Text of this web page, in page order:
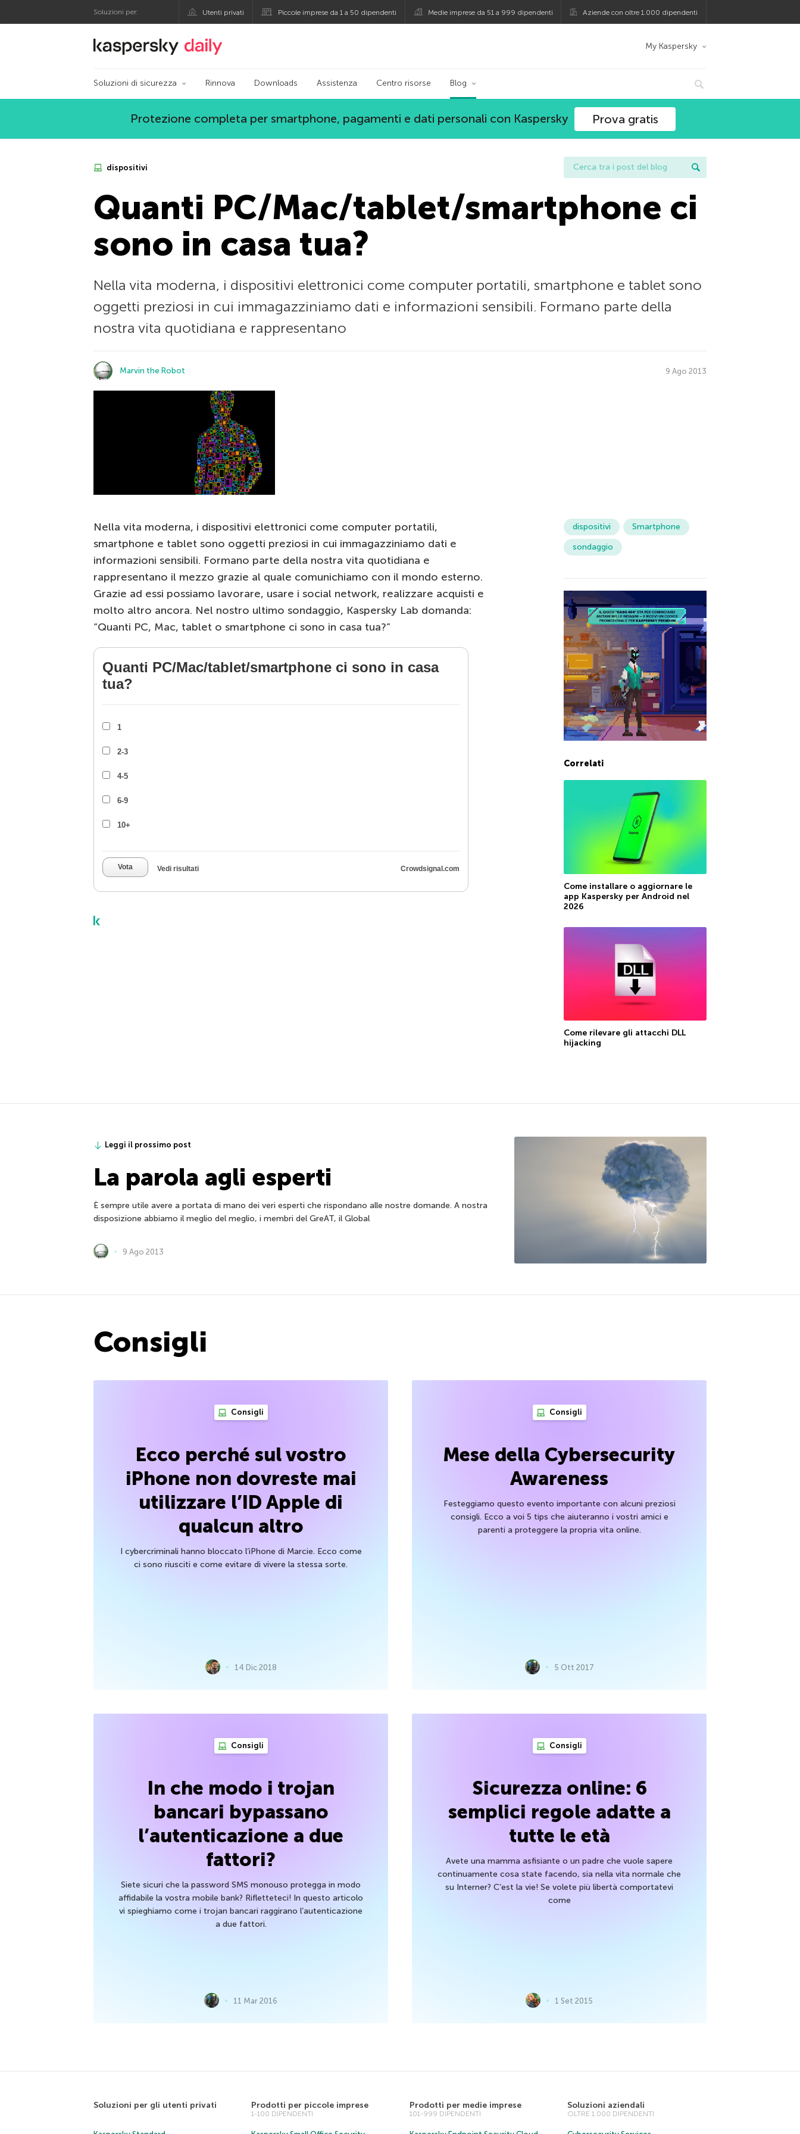
Soluzioni per: Utenti privati Piccole imprese da 1 a 50 dipendenti Medie imprese da 51 a 999 dipendenti Aziende con oltre 1.000 dipendenti
Blog ufficiale di Kaspersky My Kaspersky
Soluzioni di sicurezza Rinnova Downloads Assistenza Centro risorse Blog
Protezione completa per smartphone, pagamenti e dati personali con Kaspersky Prova gratis
dispositivi
Quanti PC/Mac/tablet/smartphone ci
sono in casa tua?
Nella vita moderna, i dispositivi elettronici come computer portatili, smartphone e tablet sono
oggetti preziosi in cui immagazziniamo dati e informazioni sensibili. Formano parte della
nostra vita quotidiana e rappresentano
Marvin the Robot 9 Ago 2013
Nella vita moderna, i dispositivi elettronici come computer portatili,
smartphone e tablet sono oggetti preziosi in cui immagazziniamo dati e
informazioni sensibili. Formano parte della nostra vita quotidiana e
rappresentano il mezzo grazie al quale comunichiamo con il mondo esterno.
Grazie ad essi possiamo lavorare, usare i social network, realizzare acquisti e
molto altro ancora. Nel nostro ultimo sondaggio, Kaspersky Lab domanda:
“Quanti PC, Mac, tablet o smartphone ci sono in casa tua?”
Quanti PC/Mac/tablet/smartphone ci sono in casa
tua?
1
2-3
4-5
6-9
10+
Vota Vedi risultati Crowdsignal.com
dispositivi
Smartphone
sondaggio
Correlati
Come installare o aggiornare le
app Kaspersky per Android nel
2026
Come rilevare gli attacchi DLL
hijacking
Leggi il prossimo post
La parola agli esperti
È sempre utile avere a portata di mano dei veri esperti che rispondano alle nostre domande. A nostra
disposizione abbiamo il meglio del meglio, i membri del GreAT, il Global
9 Ago 2013
Consigli
Consigli
Ecco perché sul vostro
iPhone non dovreste mai
utilizzare l’ID Apple di
qualcun altro
I cybercriminali hanno bloccato l’iPhone di Marcie. Ecco come
ci sono riusciti e come evitare di vivere la stessa sorte.
14 Dic 2018
Consigli
Mese della Cybersecurity
Awareness
Festeggiamo questo evento importante con alcuni preziosi
consigli. Ecco a voi 5 tips che aiuteranno i vostri amici e
parenti a proteggere la propria vita online.
5 Ott 2017
Consigli
In che modo i trojan
bancari bypassano
l’autenticazione a due
fattori?
Siete sicuri che la password SMS monouso protegga in modo
affidabile la vostra mobile bank? Rifletteteci! In questo articolo
vi spieghiamo come i trojan bancari raggirano l’autenticazione
a due fattori.
11 Mar 2016
Consigli
Sicurezza online: 6
semplici regole adatte a
tutte le età
Avete una mamma asfisiante o un padre che vuole sapere
continuamente cosa state facendo, sia nella vita normale che
su Interner? C’est la vie! Se volete più libertà comportatevi
come
1 Set 2015
Soluzioni per gli utenti privati Prodotti per piccole imprese
1-100 DIPENDENTI
Prodotti per medie imprese
101-999 DIPENDENTI
Soluzioni aziendali
OLTRE 1.000 DIPENDENTI